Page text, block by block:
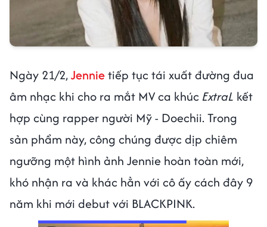
Ngày 21/2,Jennietiếp tục tái xuất đường đua
âm nhạc khi cho ra mắt MV ca khúc ExtraL kết
hợp cùng rapper người Mỹ - Doechii. Trong
sản phẩm này, công chúng được dịp chiêm
ngưỡng một hình ảnh Jennie hoàn toàn mới,
khó nhận ra và khác hẳn với cô ấy cách đây 9
năm khi mới debut với BLACKPINK.